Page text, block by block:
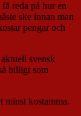
reda på hur en
ske innan man
pengar och
svensk
billigt som
minst kostamma.